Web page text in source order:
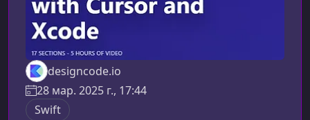
designcode.io
28 мар. 2025 г., 17:44
Swift